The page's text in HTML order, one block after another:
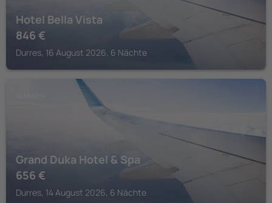
Hotel Bella Vista
846 €
Durres, 16 August 2026, 6 Nächte
Grand Duka Hotel & Spa
656 €
Durres, 14 August 2026, 6 Nächte